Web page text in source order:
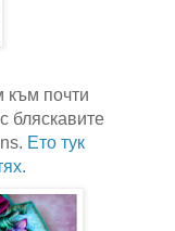
към почти
бляскавите
Ето тук